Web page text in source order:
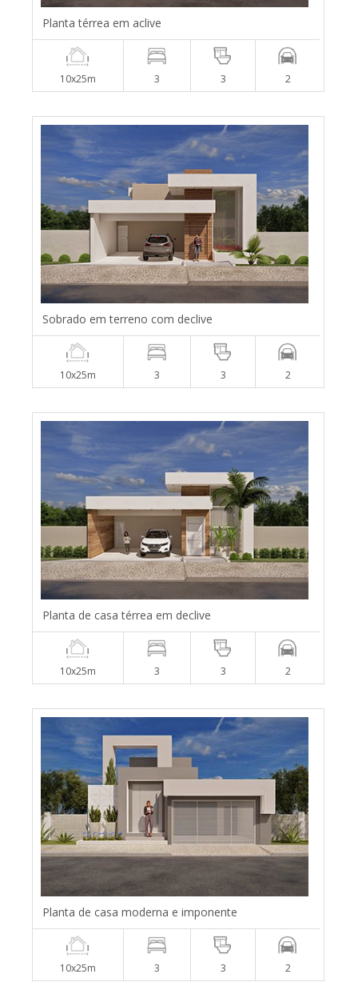
Planta térrea em aclive
10x25m 3 3 2
Sobrado em terreno com declive
10x25m 3 3 2
Planta de casa térrea em declive
10x25m 3 3 2
Planta de casa moderna e imponente
10x25m 3 3 2